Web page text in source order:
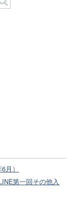
月）
第一回その他入